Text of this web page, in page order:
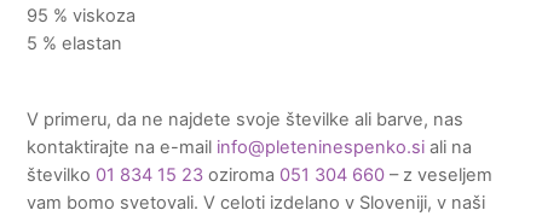
95 % viskoza
5 % elastan
V primeru, da ne najdete svoje številke ali barve, nas
kontaktirajte na e-mail info@pleteninespenko.si ali na
številko 01 834 15 23 oziroma 051 304 660 – z veseljem
vam bomo svetovali. V celoti izdelano v Sloveniji, v naši